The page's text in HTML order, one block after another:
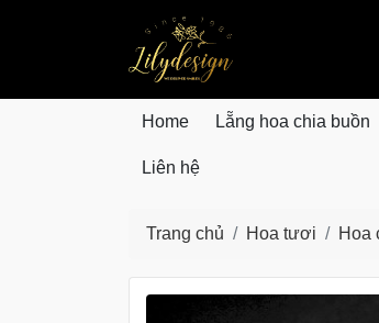
lilydesign.vn
Home Lẵng hoa chia buồn
Liên hệ
Trang chủ Hoa tươi Hoa